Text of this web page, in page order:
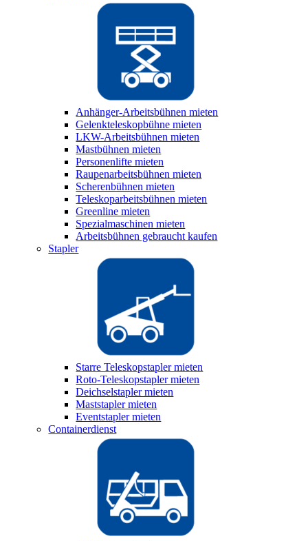
Anhänger-Arbeitsbühnen mieten
Gelenkteleskopbühne mieten
LKW-Arbeitsbühnen mieten
Mastbühnen mieten
Personenlifte mieten
Raupenarbeitsbühnen mieten
Scherenbühnen mieten
Teleskoparbeitsbühnen mieten
Greenline mieten
Spezialmaschinen mieten
Arbeitsbühnen gebraucht kaufen
Stapler
Starre Teleskopstapler mieten
Roto-Teleskopstapler mieten
Deichselstapler mieten
Maststapler mieten
Eventstapler mieten
Containerdienst